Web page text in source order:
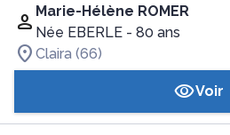
Marie-Hélène ROMER
Née EBERLE - 80 ans
Claira (66)
Voir